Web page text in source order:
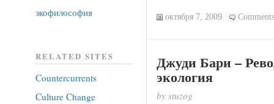
октября 7, 2009
Джуди Бари –
экология
by stuzog
экофилософия
RELATED SITES
Countercurrents
Culture Change